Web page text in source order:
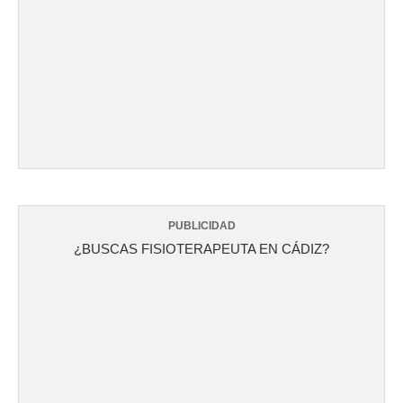
PUBLICIDAD
¿BUSCAS FISIOTERAPEUTA EN CÁDIZ?